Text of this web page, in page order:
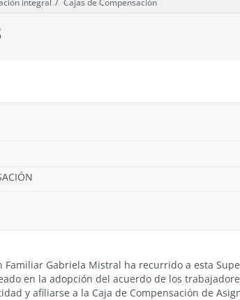
integral Cajas de Compensación
Familiar Gabriela Mistral ha recurrido a esta
en la adopción del acuerdo de los
y afiliarse a la Caja de Compensación de